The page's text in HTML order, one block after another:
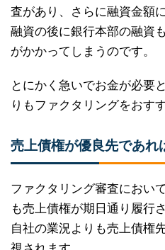
査があり、さらに融資金額
融資の後に銀行本部の融資
がかかってしまうのです。
とにかく急いでお金が必要
りもファクタリングをおす
売上債権が優良先であれ
ファクタリング審査におい
も売上債権が期日通り履行
自社の業況よりも売上債権